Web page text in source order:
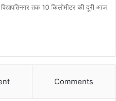
तक 10 किलोमीटर की दूरी आज
Comments